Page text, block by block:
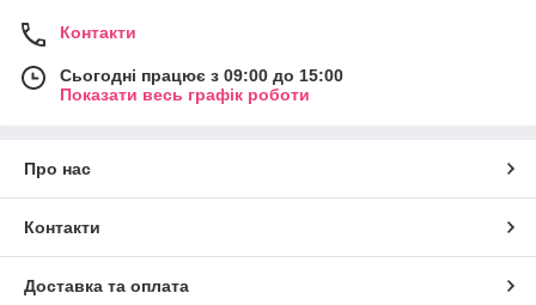
Контакти
Сьогодні працює з 09:00 до 15:00
Показати весь графік роботи
Про нас
Контакти
Доставка та оплата